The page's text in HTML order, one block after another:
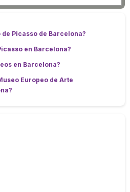
Picasso de Barcelona?
en Barcelona?
en Barcelona?
Europeo de Arte